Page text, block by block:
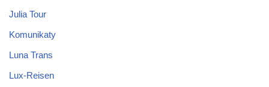
Julia Tour
Komunikaty
Luna Trans
Lux-Reisen